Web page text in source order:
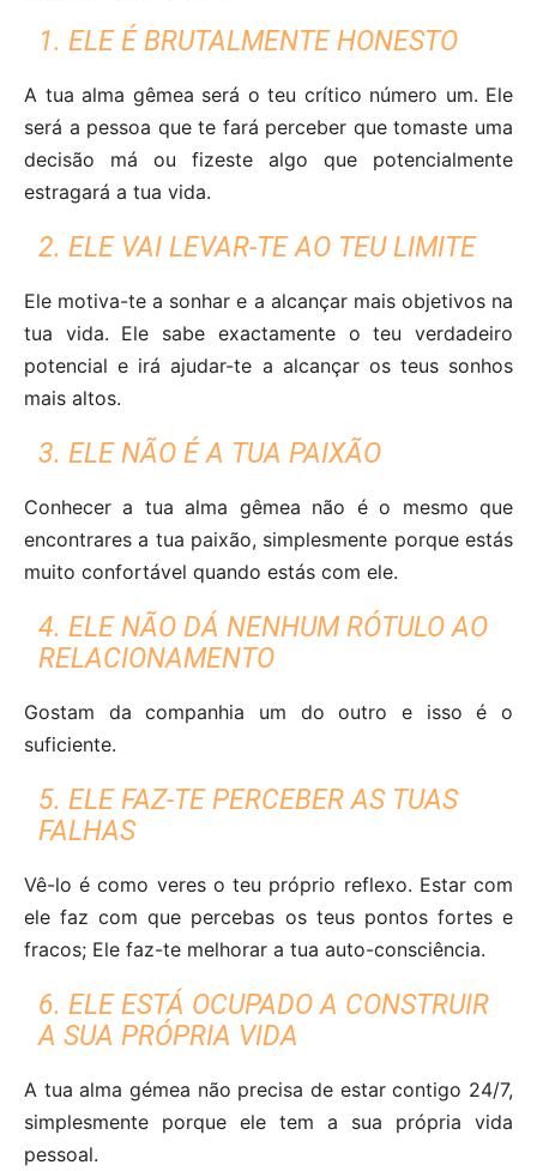
1. ELE É BRUTALMENTE HONESTO
A tua alma gêmea será o teu crítico número um. Ele
será a pessoa que te fará perceber que tomaste uma
decisão má ou fizeste algo que potencialmente
estragará a tua vida.
2. ELE VAI LEVAR-TE AO TEU LIMITE
Ele motiva-te a sonhar e a alcançar mais objetivos na
tua vida. Ele sabe exactamente o teu verdadeiro
potencial e irá ajudar-te a alcançar os teus sonhos
mais altos.
3. ELE NÃO É A TUA PAIXÃO
Conhecer a tua alma gêmea não é o mesmo que
encontrares a tua paixão, simplesmente porque estás
muito confortável quando estás com ele.
4. ELE NÃO DÁ NENHUM RÓTULO AO
RELACIONAMENTO
Gostam da companhia um do outro e isso é o
suficiente.
5. ELE FAZ-TE PERCEBER AS TUAS
FALHAS
Vê-lo é como veres o teu próprio reflexo. Estar com
ele faz com que percebas os teus pontos fortes e
fracos; Ele faz-te melhorar a tua auto-consciência.
6. ELE ESTÁ OCUPADO A CONSTRUIR
A SUA PRÓPRIA VIDA
A tua alma gémea não precisa de estar contigo 24/7,
simplesmente porque ele tem a sua própria vida
pessoal.